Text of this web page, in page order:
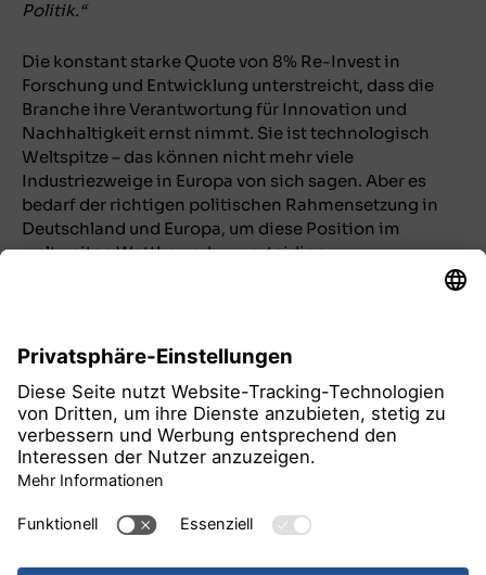
Politik.“
Die konstant starke Quote von 8% Re-Invest in
Forschung und Entwicklung unterstreicht, dass die
Branche ihre Verantwortung für Innovation und
Nachhaltigkeit ernst nimmt. Sie ist technologisch
Weltspitze – das können nicht mehr viele
Industriezweige in Europa von sich sagen. Aber es
bedarf der richtigen politischen Rahmensetzung in
Deutschland und Europa, um diese Position im
weltweiten Wettbewerb zu verteidigen.
alle Pressemitteilungen